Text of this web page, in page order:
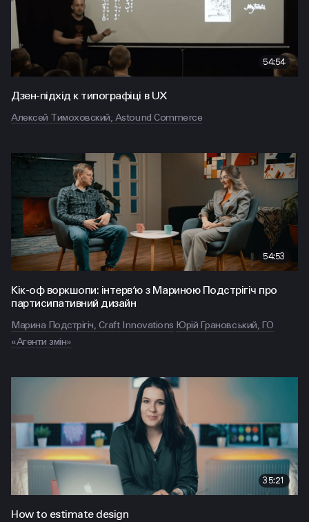
54:54
Дзен-підхід к типографіці в UX
Алексей Тимоховский, Astound Commerce
54:53
Кік-оф воркшопи: інтерв‘ю з Мариною Подстрігіч про
партисипативний дизайн
Марина Подстрігіч, Craft Innovations Юрій Грановський, ГО
«Агенти змін»
35:21
How to estimate design